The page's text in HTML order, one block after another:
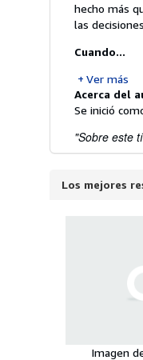
hecho más
las
Cuando...
Ver más
Acerca del
Se inició
"Sobre este
Los mejores
Imagen